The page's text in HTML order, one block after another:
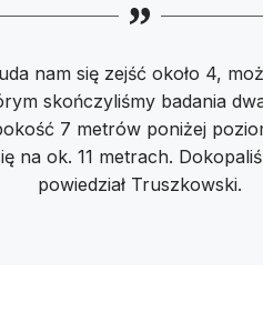
nam się zejść około 4,
skończyliśmy badania
7 metrów poniżej
na ok. 11 metrach.
powiedział Truszkowski.